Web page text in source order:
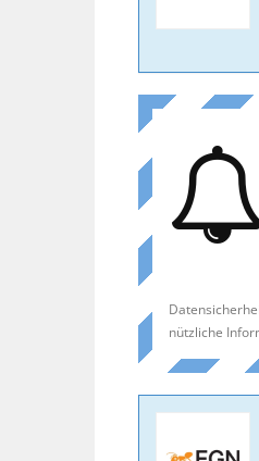
nützliche